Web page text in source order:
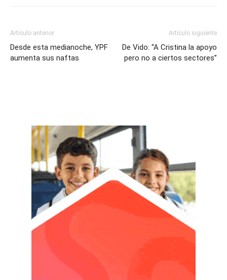
Artículo anterior
Desde esta medianoche, YPF
aumenta sus naftas
Artículo siguiente
De Vido: “A Cristina la apoyo
pero no a ciertos sectores”